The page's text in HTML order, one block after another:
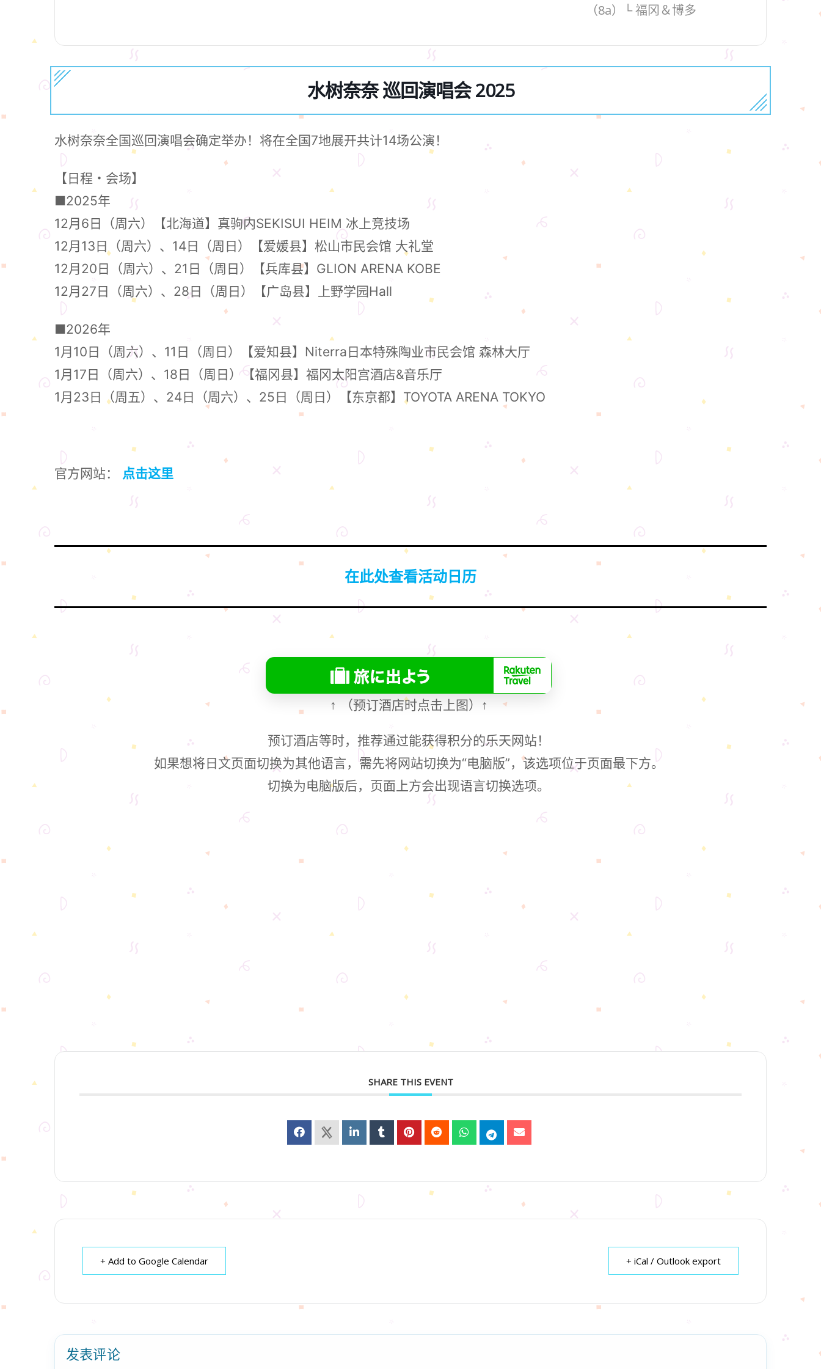
（8a）└ 福冈＆博多
水树奈奈 巡回演唱会 2025
水树奈奈全国巡回演唱会确定举办！将在全国7地展开共计14场公演！
【日程・会场】
■2025年
12月6日（周六）【北海道】真驹内SEKISUI HEIM 冰上竞技场
12月13日（周六）、14日（周日）【爱媛县】松山市民会馆 大礼堂
12月20日（周六）、21日（周日）【兵库县】GLION ARENA KOBE
12月27日（周六）、28日（周日）【广岛县】上野学园Hall
■2026年
1月10日（周六）、11日（周日）【爱知县】Niterra日本特殊陶业市民会馆 森林大厅
1月17日（周六）、18日（周日）【福冈县】福冈太阳宫酒店&音乐厅
1月23日（周五）、24日（周六）、25日（周日）【东京都】TOYOTA ARENA TOKYO
官方网站： 点击这里
在此处查看活动日历
↑ （预订酒店时点击上图） ↑
预订酒店等时，推荐通过能获得积分的乐天网站！
如果想将日文页面切换为其他语言，需先将网站切换为“电脑版”，该选项位于页面最下方。
切换为电脑版后，页面上方会出现语言切换选项。
SHARE THIS EVENT
+ Add to Google Calendar + iCal / Outlook export
发表评论